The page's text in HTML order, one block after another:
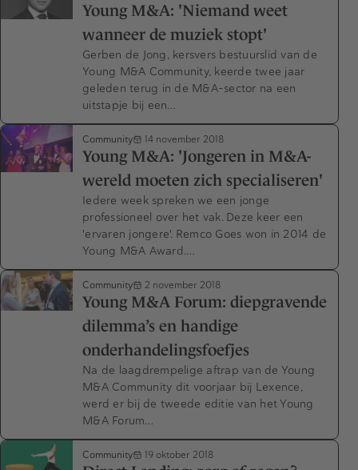
Young M&A: 'Niemand weet
wanneer de muziek stopt'
Gerben de Jong, kersvers bestuurslid van de
Young M&A Community, keerde twee jaar
geleden terug in de M&A-sector na een
uitstapje bij een…
Community 14 november 2018
Young M&A: 'Jongeren in M&A-
wereld moeten zich specialiseren'
Iedere week spreken we een jonge
professioneel over het vak. Deze keer een
'ervaren jongere'. Remco Goes won in 2014 de
Young M&A Award.…
Community 2 november 2018
Young M&A Forum: diepgravende
dilemma’s en handige
onderhandelingsfoefjes
Na de laagdrempelige aftrap van de Young
M&A Community dit voorjaar bij Lexence,
werd er bij de tweede editie van het Young
M&A Forum…
Community 19 oktober 2018